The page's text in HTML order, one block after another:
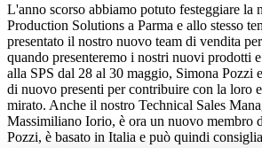
L'anno scorso abbiamo potuto festeggiare la
Production Solutions a Parma e allo stesso
presentato il nostro nuovo team di vendita
quando presenteremo i nostri nuovi prodotti
alla SPS dal 28 al 30 maggio, Simona Pozzi
di nuovo presenti per contribuire con la loro
mirato. Anche il nostro Technical Sales
Massimiliano Iorio, è ora un nuovo membro
Pozzi, è basato in Italia e può quindi